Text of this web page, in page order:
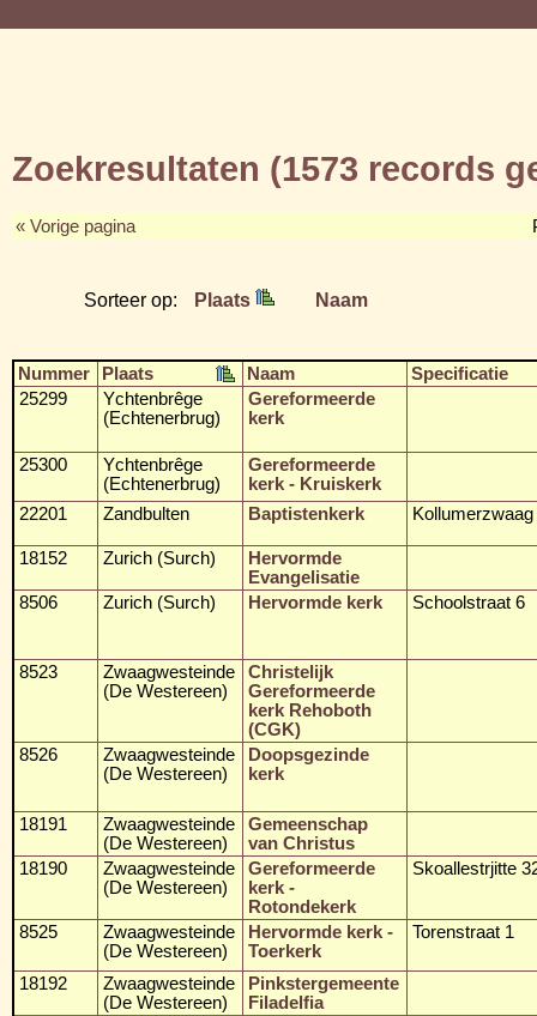
Zoekresultaten (1573 records
« Vorige pagina
Sorteer op: Plaats Naam
Nummer Plaats Naam
Specificatie
25299
Ychtenbrêge
(Echtenerbrug)
Gereformeerde
kerk
25300
Ychtenbrêge
(Echtenerbrug)
Gereformeerde
kerk - Kruiskerk
22201
Zandbulten Baptistenkerk Kollumerzwaag
18152 Zurich (Surch)
Hervormde
Evangelisatie
8506
Zurich (Surch) Hervormde kerk Schoolstraat 6
8523
Zwaagwesteinde
(De Westereen)
Christelijk
Gereformeerde
kerk Rehoboth
(CGK)
8526
Zwaagwesteinde
(De Westereen)
Doopsgezinde
kerk
18191
Zwaagwesteinde
(De Westereen)
Gemeenschap
van Christus
18190
Zwaagwesteinde
(De Westereen)
Gereformeerde
kerk -
Rotondekerk
Skoallestrjitte
8525
Zwaagwesteinde
(De Westereen)
Hervormde kerk -
Toerkerk
Torenstraat 1
18192
Zwaagwesteinde
(De Westereen)
Pinkstergemeente
Filadelfia